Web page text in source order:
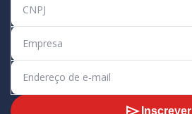
Inscrever